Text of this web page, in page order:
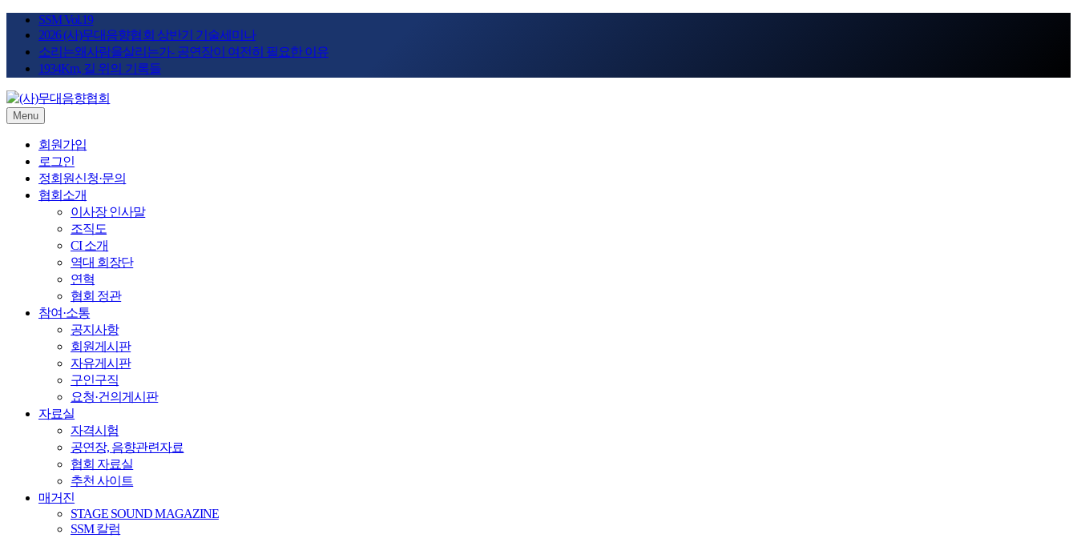
Skip
content
SSM Vol.19
2026 (사)무대음향협회 상반기 기술세미나
소리는왜사람을살리는가- 공연장이 여전히 필요한 이유
1934Km, 길 위의 기록들
(사)무대음향협회
STAGE SOUND KOREA
Menu
회원가입
로그인
정회원신청·문의
협회소개
이사장 인사말
조직도
CI 소개
역대 회장단
연혁
협회 정관
참여·소통
공지사항
회원게시판
자유게시판
구인구직
요청·건의게시판
자료실
자격시험
공연장, 음향관련자료
협회 자료실
추천 사이트
매거진
STAGE SOUND MAGAZINE
SSM 칼럼